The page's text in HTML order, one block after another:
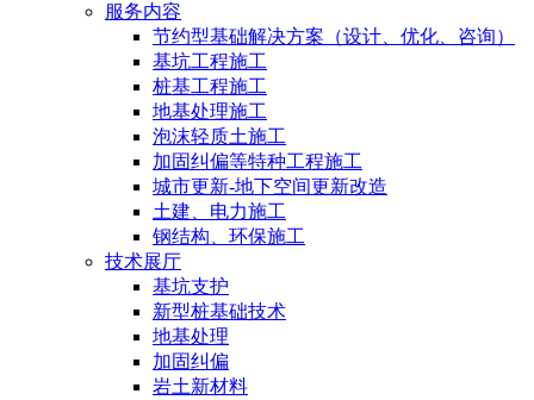
服务内容
节约型基础解决方案（设计、优化、咨询）
基坑工程施工
桩基工程施工
地基处理施工
泡沫轻质土施工
加固纠偏等特种工程施工
城市更新-地下空间更新改造
土建、电力施工
钢结构、环保施工
技术展厅
基坑支护
新型桩基础技术
地基处理
加固纠偏
岩土新材料